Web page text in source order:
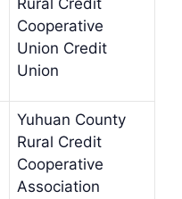
Rural Credit
Cooperative
Union Credit
Union
Yuhuan County
Rural Credit
Cooperative
Association